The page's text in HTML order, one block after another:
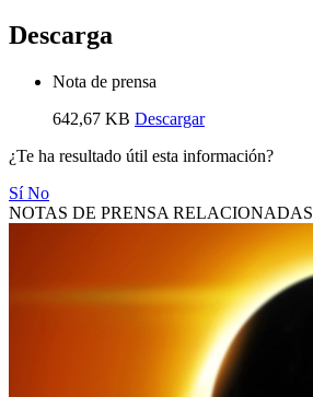
Descarga
Nota de prensa
642,67 KB Descargar
¿Te ha resultado útil esta información?
SíNo
NOTAS DE PRENSA RELACIONADAS